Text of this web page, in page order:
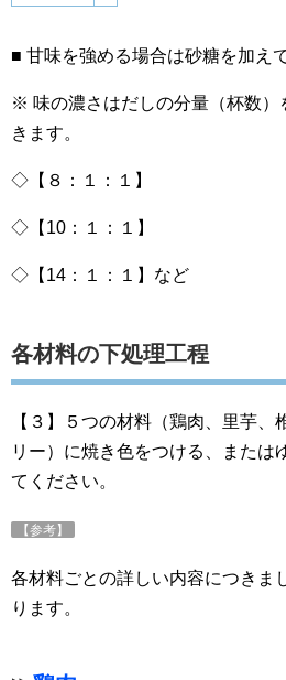
■ 甘味を強める場合は砂糖を加え
※ 味の濃さはだしの分量（杯数）
きます。
◇【８：１：１】
◇【10：１：１】
◇【14：１：１】など
各材料の下処理工程
【３】５つの材料（鶏肉、里芋、
リー）に焼き色をつける、または
てください。
【参考】
各材料ごとの詳しい内容につきま
ります。